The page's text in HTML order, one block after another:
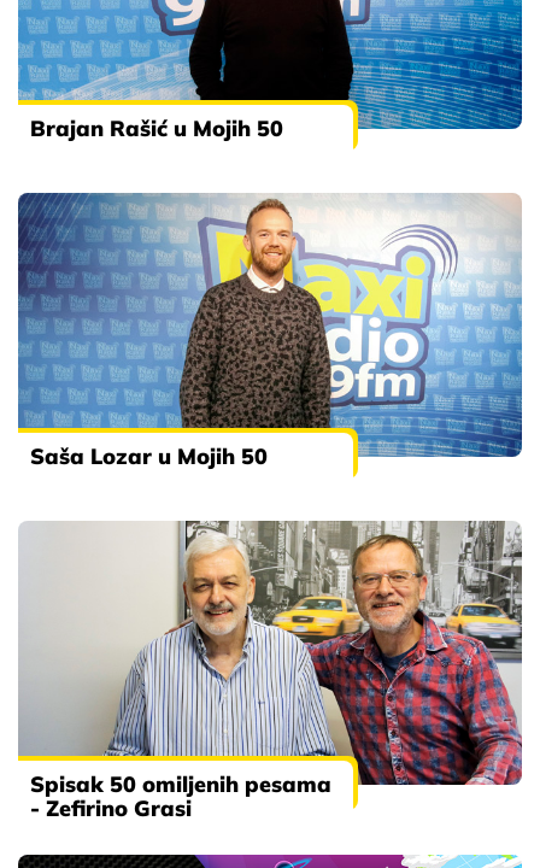
Brajan Rašić u Mojih 50
Saša Lozar u Mojih 50
Spisak 50 omiljenih pesama
- Zefirino Grasi